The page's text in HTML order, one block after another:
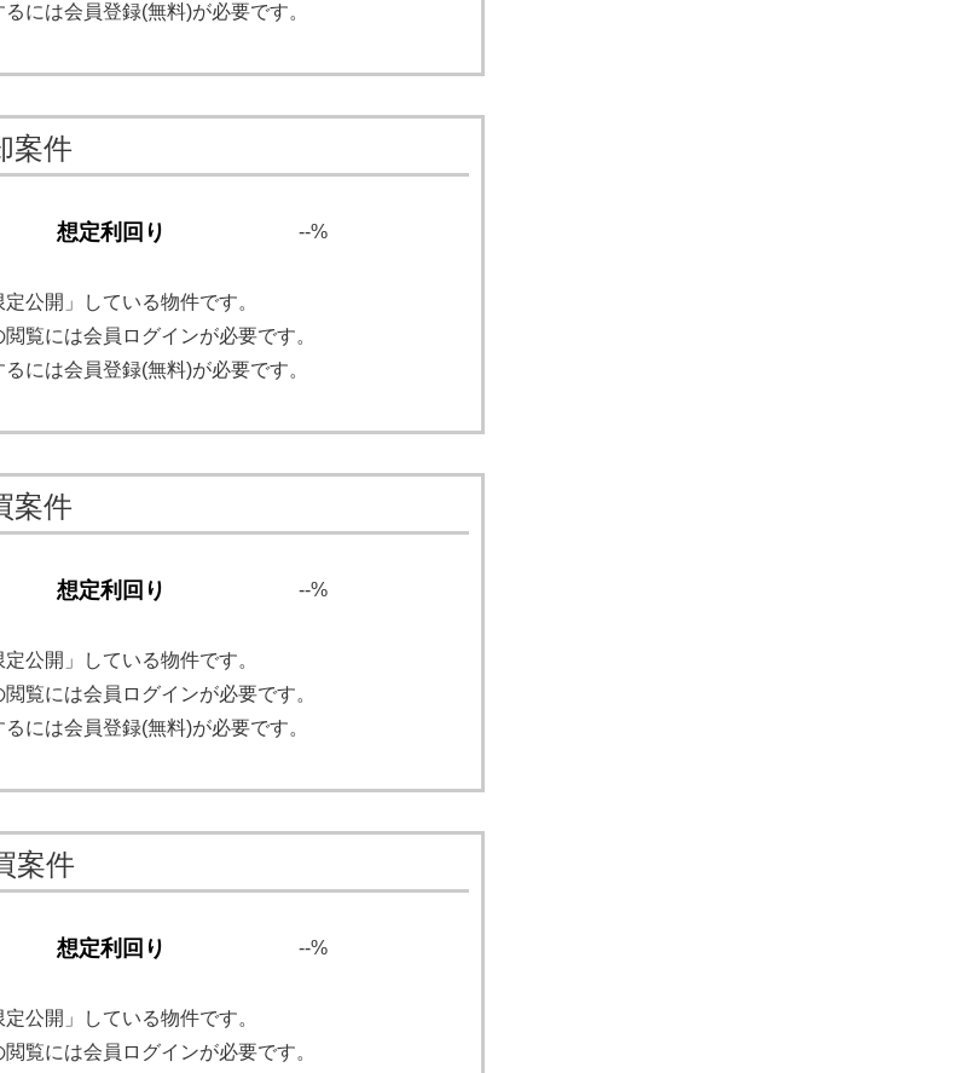
には会員登録(無料)が必要です。
案件
想定利回り --%
公開」している物件です。
覧には会員ログインが必要です。
には会員登録(無料)が必要です。
案件
想定利回り --%
公開」している物件です。
覧には会員ログインが必要です。
には会員登録(無料)が必要です。
案件
想定利回り --%
公開」している物件です。
覧には会員ログインが必要です。